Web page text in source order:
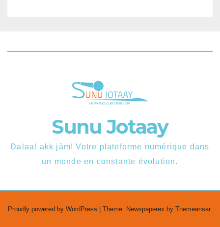
Sunu Jotaay
Dalaal akk jàm! Votre plateforme numérique dans
un monde en constante évolution.
Proudly powered by WordPress Theme: Newspaperex by Themeansar.